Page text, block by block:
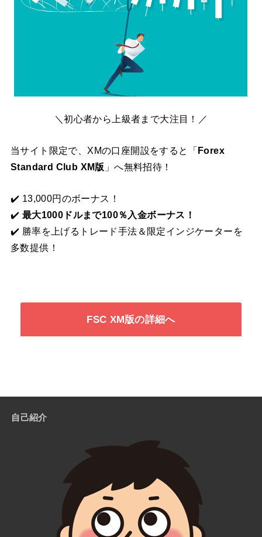
＼初心者から上級者まで大注目！／
当サイト限定で、XMの口座開設をすると「 Forex
Standard Club XM版 」へ無料招待！
✔️ 13,000円のボーナス！
✔️ 最大1000ドルまで100％入金ボーナス！
✔️ 勝率を上げるトレード手法＆限定インジケーターを
多数提供！
FSC XM版の詳細へ
自己紹介